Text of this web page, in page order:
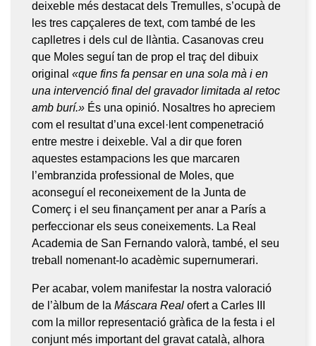
deixeble més destacat dels Tremulles, s’ocupà de
les tres capçaleres de text, com també de les
caplletres i dels cul de llàntia. Casanovas creu
que Moles seguí tan de prop el traç del dibuix
original «que fins fa pensar en una sola mà i en
una intervenció final del gravador limitada al retoc
amb burí.» És una opinió. Nosaltres ho apreciem
com el resultat d’una excel·lent compenetració
entre mestre i deixeble. Val a dir que foren
aquestes estampacions les que marcaren
l’embranzida professional de Moles, que
aconseguí el reconeixement de la Junta de
Comerç i el seu finançament per anar a París a
perfeccionar els seus coneixements. La Real
Academia de San Fernando valorà, també, el seu
treball nomenant-lo acadèmic supernumerari.
Per acabar, volem manifestar la nostra valoració
de l’àlbum de la Máscara Real ofert a Carles III
com la millor representació gràfica de la festa i el
conjunt més important del gravat català, alhora